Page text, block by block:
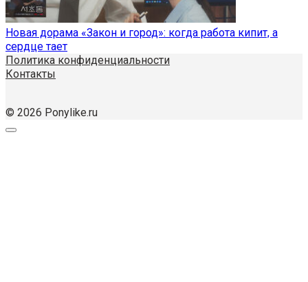
Новая дорама «Закон и город»: когда работа кипит, а
сердце тает
Политика конфиденциальности
Контакты
© 2026 Ponylike.ru